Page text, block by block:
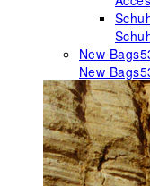
New Bags
New Bags